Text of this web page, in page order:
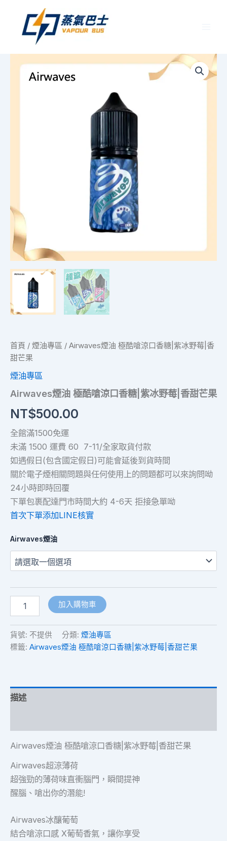
首頁 / 煙油專區 / Airwaves煙油 極酷嗆涼口香糖|紫冰野莓|香
甜芒果
煙油專區
Airwaves煙油 極酷嗆涼口香糖|紫冰野莓|香甜芒果
NT$500.00
全館滿1500免運
未滿 1500 運費 60 7-11/全家取貨付款
如遇假日(包含國定假日)可能會延後到貨時間
關於電子煙相關問題與任何使用上的問題都可以來詢問呦
24小時即時回覆
下單包裹配達門市時間大約 4-6天 拒接急單呦
首次下單添加LINE核實
Airwaves煙油
甜
果
數
量
加入購物車
貨號: 不提供 分類: 煙油專區
標籤: Airwaves煙油 極酷嗆涼口香糖|紫冰野莓|香甜芒果
描述
Airwaves煙油 極酷嗆涼口香糖|紫冰野莓|香甜芒果
Airwaves超涼薄荷
超強勁的薄荷味直衝腦門，瞬間提神
醒腦、嗆出你的潛能!
Airwaves冰釀葡萄
結合嗆涼口感 X葡萄香氣，讓你享受